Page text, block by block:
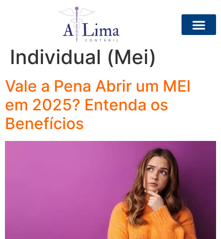
Micro
Empreendedor
Individual (Mei)
Vale a Pena Abrir um MEI
em 2025? Entenda os
Benefícios